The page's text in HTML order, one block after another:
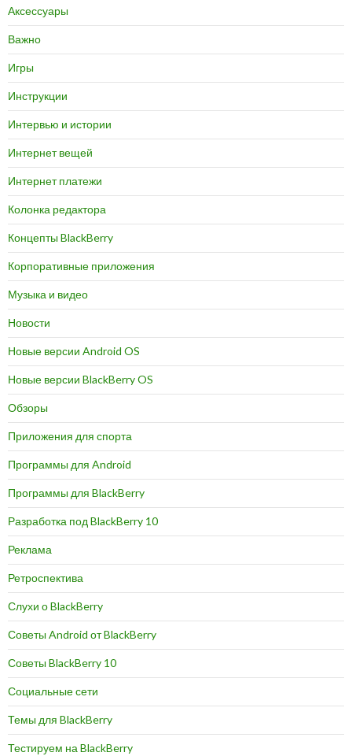
Аксессуары
Важно
Игры
Инструкции
Интервью и истории
Интернет вещей
Интернет платежи
Колонка редактора
Концепты BlackBerry
Корпоративные приложения
Музыка и видео
Новости
Новые версии Android OS
Новые версии BlackBerry OS
Обзоры
Приложения для спорта
Программы для Android
Программы для BlackBerry
Разработка под BlackBerry 10
Реклама
Ретроспектива
Слухи о BlackBerry
Советы Android от BlackBerry
Советы BlackBerry 10
Социальные сети
Темы для BlackBerry
Тестируем на BlackBerry